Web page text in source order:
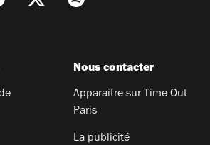
Nous contacter
Apparaitre sur Time Out
Paris
La publicité